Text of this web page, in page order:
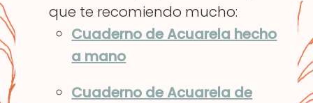
que te recomiendo mucho:
Cuaderno de Acuarela hecho
a mano
Cuaderno de Acuarela de